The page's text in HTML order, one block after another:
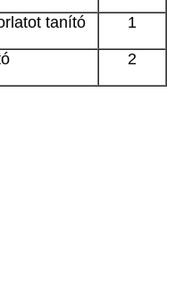
tanító 1
2